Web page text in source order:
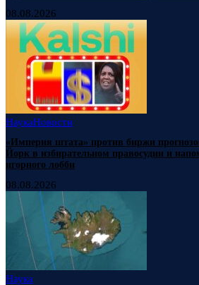
08.08.2026
НаукаНовости
«Империя штата» против биржи
Йорк в избирательном правосудии и
игорного лобби
08.08.2026
Наука